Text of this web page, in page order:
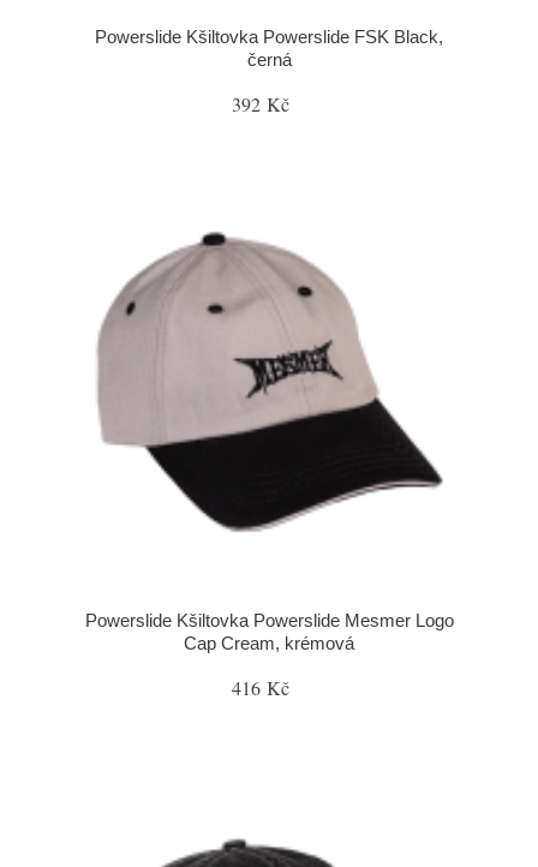
Powerslide Kšiltovka Powerslide FSK Black,
černá
392 Kč
Powerslide Kšiltovka Powerslide Mesmer Logo
Cap Cream, krémová
416 Kč